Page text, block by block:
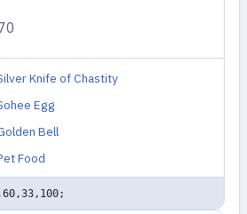
Knife of Chastity
Egg
Bell
Food